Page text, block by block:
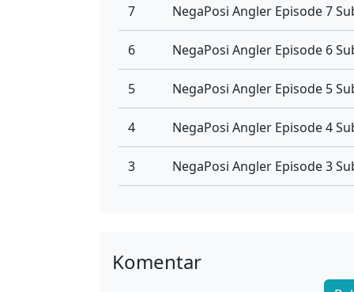
7 NegaPosi Angler Episode 7
6 NegaPosi Angler Episode 6
5 NegaPosi Angler Episode 5
4 NegaPosi Angler Episode 4
3 NegaPosi Angler Episode 3
Komentar